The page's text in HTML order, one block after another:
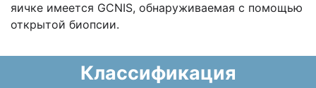
яичке имеется GCNIS, обнаруживаемая с помощью
открытой биопсии.
Классификация